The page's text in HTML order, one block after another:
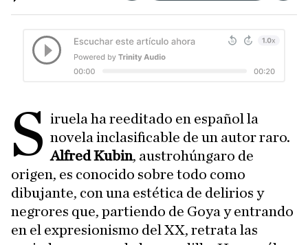
S iruela ha reeditado en español la
novela inclasificable de un autor raro.
Alfred Kubin, austrohúngaro de
origen, es conocido sobre todo como
dibujante, con una estética de delirios y
negrores que, partiendo de Goya y entrando
en el expresionismo del XX, retrata las